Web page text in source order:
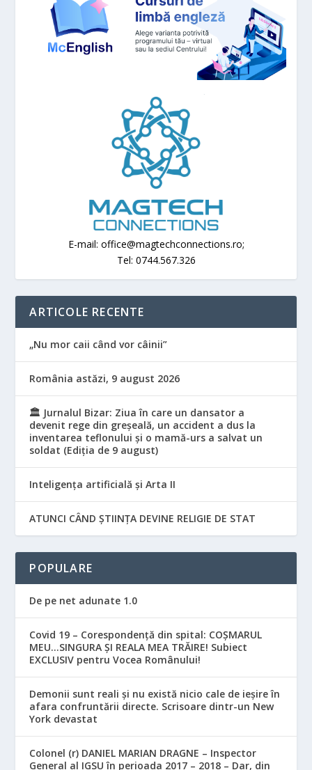
E-mail: office@magtechconnections.ro;
Tel: 0744.567.326
ARTICOLE RECENTE
„Nu mor caii când vor câinii”
România astăzi, 9 august 2026
🏛️ Jurnalul Bizar: Ziua în care un dansator a
devenit rege din greșeală, un accident a dus la
inventarea teflonului și o mamă-urs a salvat un
soldat (Ediția de 9 august)
Inteligența artificială și Arta II
ATUNCI CÂND ȘTIINȚA DEVINE RELIGIE DE STAT
POPULARE
De pe net adunate 1.0
Covid 19 – Corespondență din spital: COȘMARUL
MEU…SINGURA ȘI REALA MEA TRĂIRE! Subiect
EXCLUSIV pentru Vocea Românului!
Demonii sunt reali și nu există nicio cale de ieșire în
afara confruntării directe. Scrisoare dintr-un New
York devastat
Colonel (r) DANIEL MARIAN DRAGNE – Inspector
General al IGSU în perioada 2017 – 2018 – Dar, din